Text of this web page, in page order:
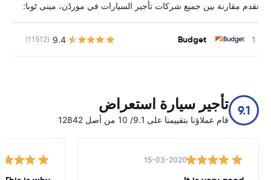
نقدم مقارنة بين جميع شركات تأجير السيارات في مورڈن، مینی ٹوبا:
Budget
9.4
(11512)
9.1 تأجير سيارة استعراض
قام عملاؤنا بتقييمنا على 9.1/ 10 من أصل 12842
15-03-2020